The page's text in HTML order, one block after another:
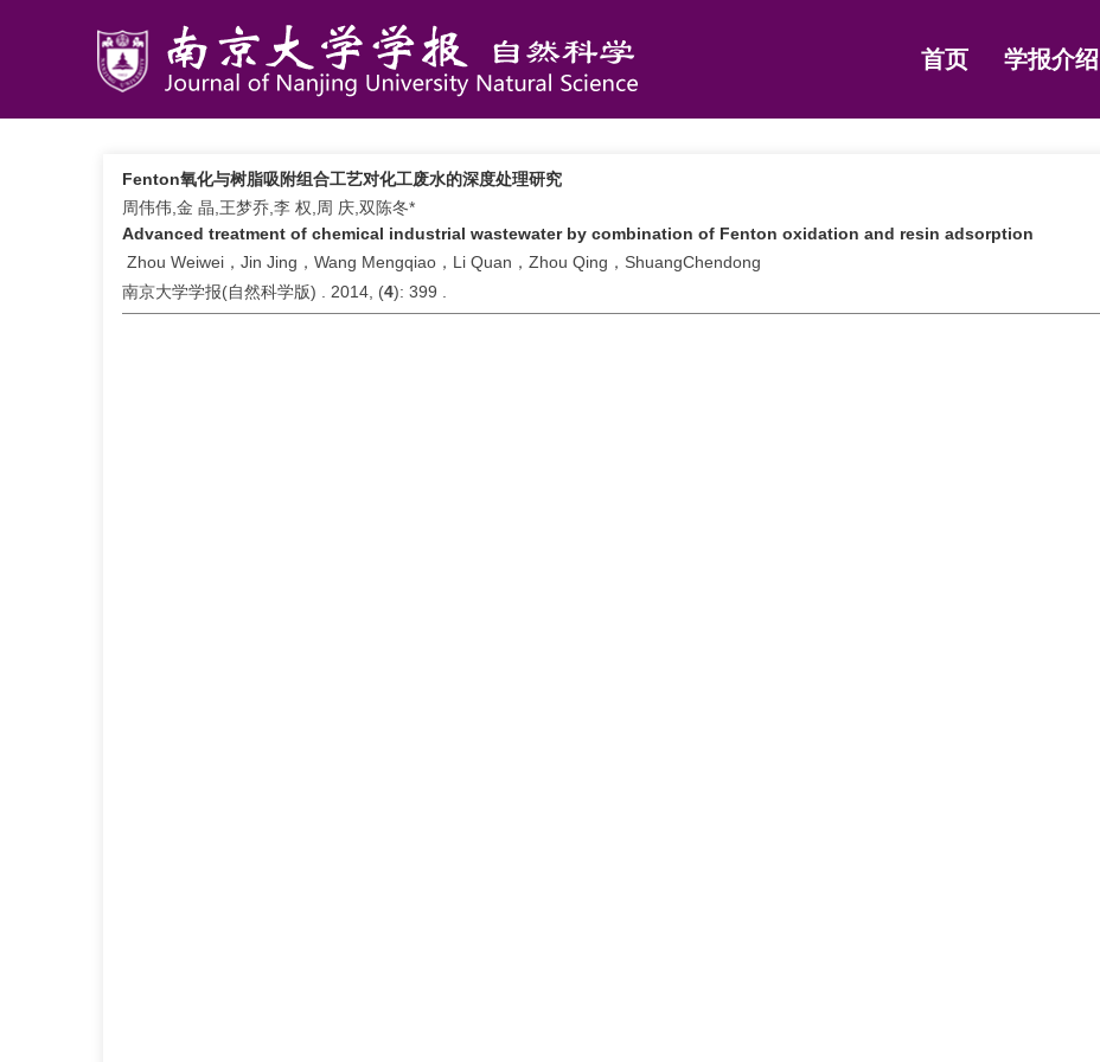
首页 学报介绍
Fenton氧化与树脂吸附组合工艺对化工废水的深度处理研究
周伟伟,金 晶,王梦乔,李 权,周 庆,双陈冬*
Advanced treatment of chemical industrial wastewater by combination of Fenton oxidation and resin adsorption
Zhou Weiwei，Jin Jing，Wang Mengqiao，Li Quan，Zhou Qing，ShuangChendong
南京大学学报(自然科学版) . 2014, (4): 399 .